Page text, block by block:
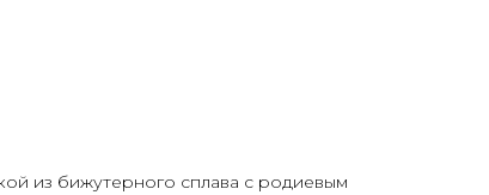
из бижутерного сплава с родиевым